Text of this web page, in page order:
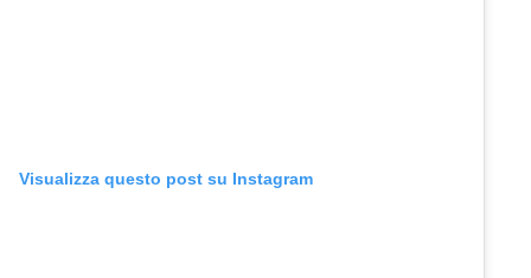
Visualizza questo post su Instagram